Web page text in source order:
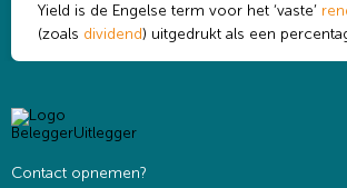
Yield is de Engelse term voor het ‘vaste’
(zoals dividend) uitgedrukt als een
Contact opnemen?